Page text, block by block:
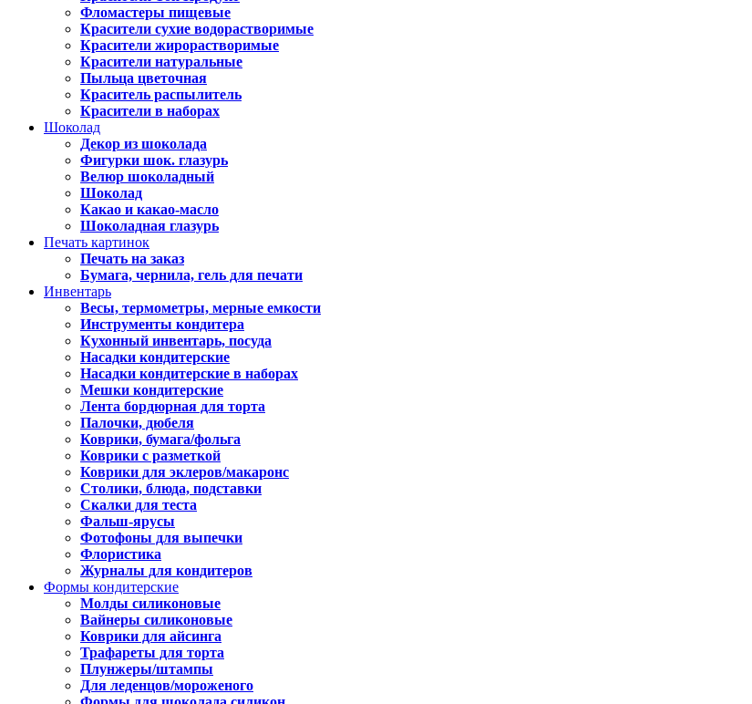
Фломастеры пищевые
Красители сухие водорастворимые
Красители жирорастворимые
Красители натуральные
Пыльца цветочная
Краситель распылитель
Красители в наборах
Шоколад
Декор из шоколада
Фигурки шок. глазурь
Велюр шоколадный
Шоколад
Какао и какао-масло
Шоколадная глазурь
Печать картинок
Печать на заказ
Бумага, чернила, гель для печати
Инвентарь
Весы, термометры, мерные емкости
Инструменты кондитера
Кухонный инвентарь, посуда
Насадки кондитерские
Насадки кондитерские в наборах
Мешки кондитерские
Лента бордюрная для торта
Палочки, дюбеля
Коврики, бумага/фольга
Коврики с разметкой
Коврики для эклеров/макаронс
Столики, блюда, подставки
Скалки для теста
Фальш-ярусы
Фотофоны для выпечки
Флористика
Журналы для кондитеров
Формы кондитерские
Молды силиконовые
Вайнеры силиконовые
Коврики для айсинга
Трафареты для торта
Плунжеры/штампы
Для леденцов/мороженого